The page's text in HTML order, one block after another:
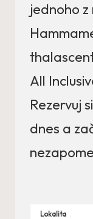
jednoho
All
Rezervuj
dnes a
Lokalita